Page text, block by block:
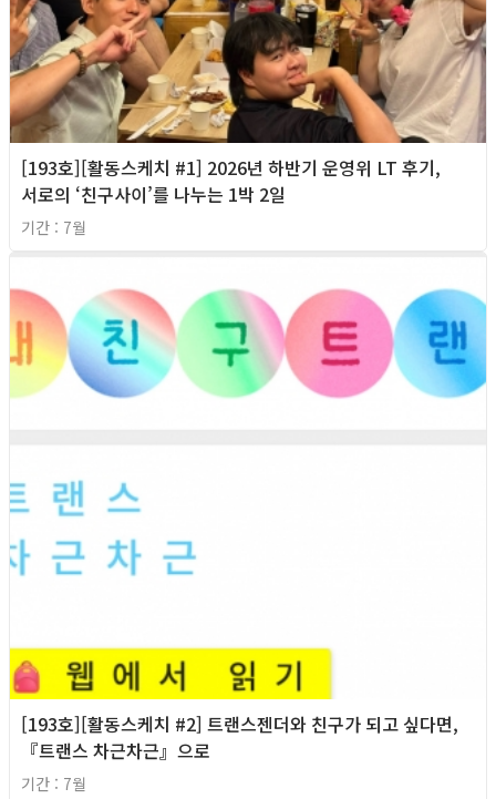
[193호][활동스케치 #1] 2026년 하반기 운영위 LT 후기,
서로의 ‘친구사이’를 나누는 1박 2일
기간 : 7월
[193호][활동스케치 #2] 트랜스젠더와 친구가 되고 싶다면,
『트랜스 차근차근』으로
기간 : 7월